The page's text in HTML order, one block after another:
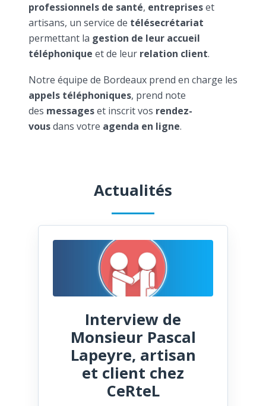
professionnels de santé, entrepriseset
artisans, un service de télésecrétariat
permettant la gestion de leur accueil
téléphonique et de leur relation client.
Notre équipe de Bordeaux prend en charge les
appels téléphoniques, prend note
des messageset inscrit vos rendez-
vousdans votre agenda en ligne.
Actualités
Interview de
Monsieur Pascal
Lapeyre, artisan
et client chez
CeRteL